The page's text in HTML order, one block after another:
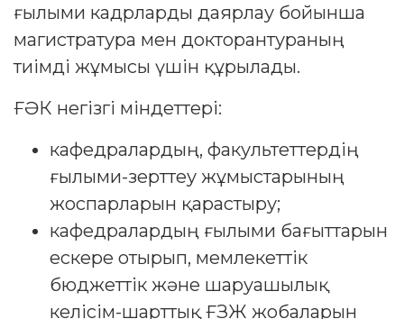
ғылыми кадрларды даярлау бойынша
магистратура мен докторантураның
тиімді жұмысы үшін құрылады.
ҒӘК негізгі міндеттері:
кафедралардың, факультеттердің
ғылыми-зерттеу жұмыстарының
жоспарларын қарастыру;
кафедралардың ғылыми бағыттарын
ескере отырып, мемлекеттік
бюджеттік және шаруашылық
келісім-шарттық ҒЗЖ жобаларын